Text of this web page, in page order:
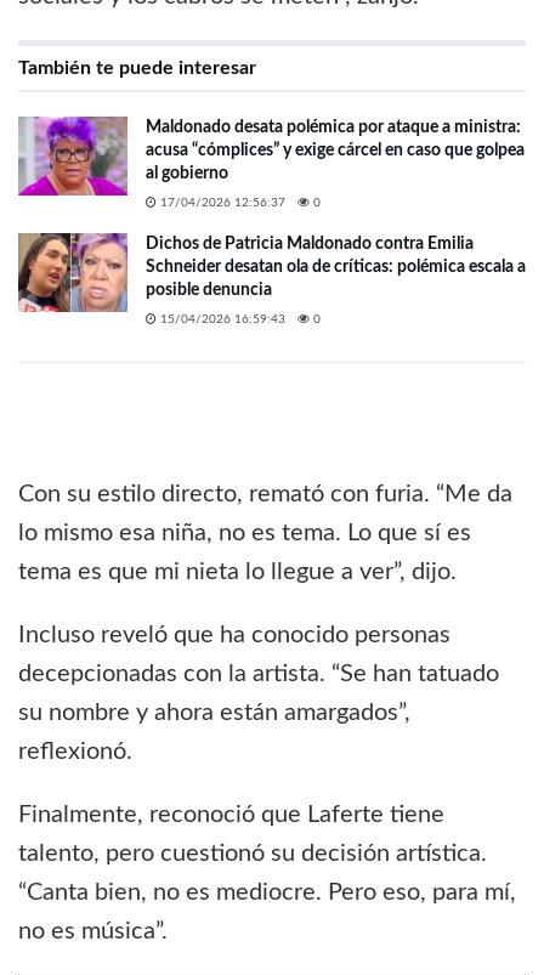
También te puede interesar
Maldonado desata polémica por ataque a ministra:
acusa “cómplices” y exige cárcel en caso que golpea
al gobierno
17/04/2026 12:56:37 0
Dichos de Patricia Maldonado contra Emilia
Schneider desatan ola de críticas: polémica escala a
posible denuncia
15/04/2026 16:59:43 0
Con su estilo directo, remató con furia. “Me da
lo mismo esa niña, no es tema. Lo que sí es
tema es que mi nieta lo llegue a ver”, dijo.
Incluso reveló que ha conocido personas
decepcionadas con la artista. “Se han tatuado
su nombre y ahora están amargados”,
reflexionó.
Finalmente, reconoció que Laferte tiene
talento, pero cuestionó su decisión artística.
“Canta bien, no es mediocre. Pero eso, para mí,
no es música”.